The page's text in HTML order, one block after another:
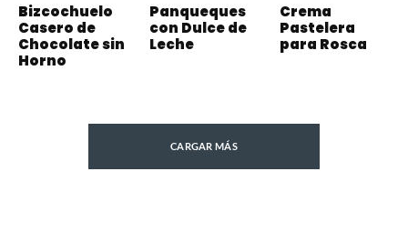
Bizcochuelo
Casero de
Chocolate sin
Horno
Panqueques
con Dulce de
Leche
Crema
Pastelera
para Rosca
CARGAR MÁS